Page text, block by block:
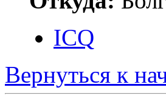
ICQ
Вернуться к